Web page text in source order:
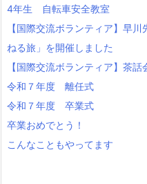
4年生 自転車安全教室
【国際交流ボランティア】早
ねる旅」を開催しました
【国際交流ボランティア】茶話
令和７年度 離任式
令和７年度 卒業式
卒業おめでとう！
こんなこともやってます